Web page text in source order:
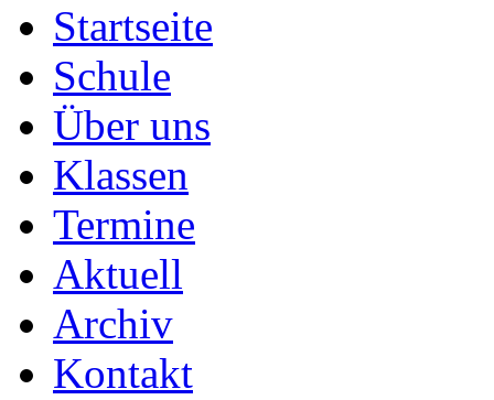
Startseite
Schule
Über uns
Klassen
Termine
Aktuell
Archiv
Kontakt